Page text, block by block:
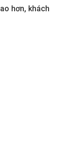
hơn, khách